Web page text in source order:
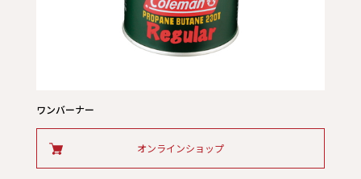
ワンバーナー
オンラインショップ